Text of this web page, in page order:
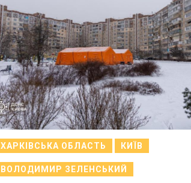
ХАРКІВСЬКА ОБЛАСТЬ КИЇВ
ВОЛОДИМИР ЗЕЛЕНСЬКИЙ